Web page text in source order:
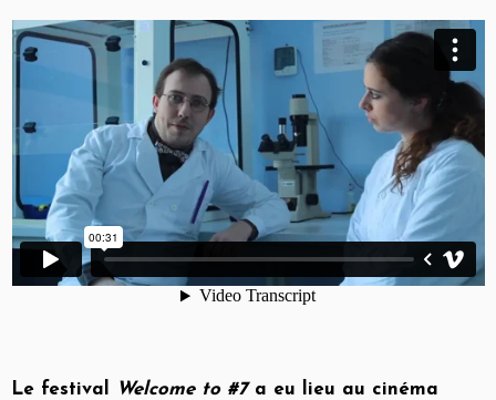
Le festival Welcome to #7a eu lieu au cinéma